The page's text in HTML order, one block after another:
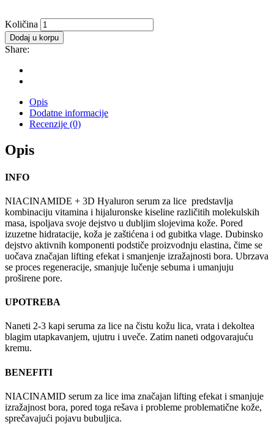
SERUM
NIACINAMIDE
količina
Količina
Dodaj u korpu
Share:
Opis
Dodatne informacije
Recenzije (0)
Opis
INFO
NIACINAMIDE + 3D Hyaluron serum za lice predstavlja
kombinaciju vitamina i hijaluronske kiseline različitih molekulskih
masa, ispoljava svoje dejstvo u dubljim slojevima kože. Pored
izuzetne hidratacije, koža je zaštićena i od gubitka vlage. Dubinsko
dejstvo aktivnih komponenti podstiče proizvodnju elastina, čime se
uočava značajan lifting efekat i smanjenje izražajnosti bora. Ubrzava
se proces regeneracije, smanjuje lučenje sebuma i umanjuju
proširene pore.
UPOTREBA
Naneti 2-3 kapi seruma za lice na čistu kožu lica, vrata i dekoltea
blagim utapkavanjem, ujutru i uveče. Zatim naneti odgovarajuću
kremu.
BENEFITI
NIACINAMID serum za lice ima značajan lifting efekat i smanjuje
izražajnost bora, pored toga rešava i probleme problematične kože,
sprečavajući pojavu bubuljica.